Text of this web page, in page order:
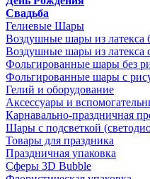
Свадьба
Гелиевые Шары
Воздушные шары из латекса
Воздушные шары из латекса
Фольгированные шары без
Фольгированные шары с
Гелий и оборудование
Аксессуары и
Карнавально-праздничная
Шары с подсветкой
Товары для праздника
Праздничная упаковка
Сферы 3D Bubble